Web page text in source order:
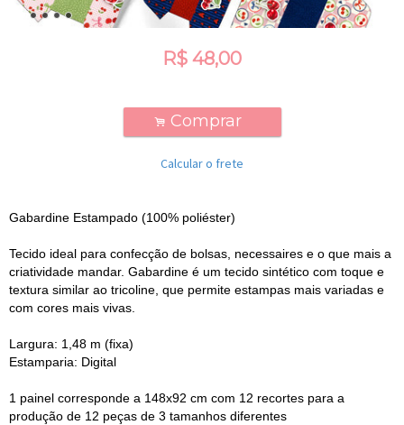
R$ 48,00
. Comprar
Calcular o frete
Gabardine Estampado (100% poliéster)
Tecido ideal para confecção de bolsas, necessaires e o que mais a
criatividade mandar. Gabardine é um tecido sintético com toque e
textura similar ao tricoline, que permite estampas mais variadas e
com cores mais vivas.
Largura: 1,48 m (fixa)
Estamparia: Digital
1 painel corresponde a 148x92 cm com 12 recortes para a
produção de 12 peças de 3 tamanhos diferentes